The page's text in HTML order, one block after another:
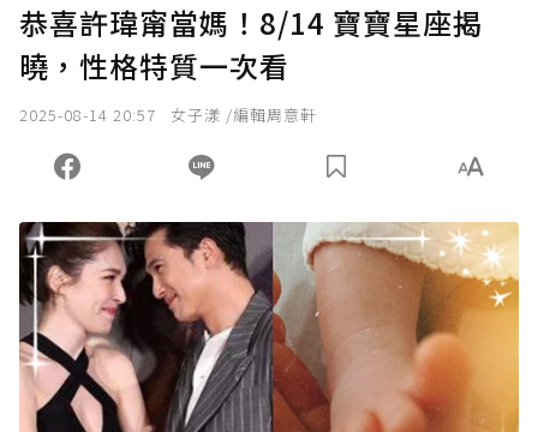
恭喜許瑋甯當媽！8/14 寶寶星座揭
曉，性格特質一次看
2025-08-14 20:57 女子漾 /編輯周意軒